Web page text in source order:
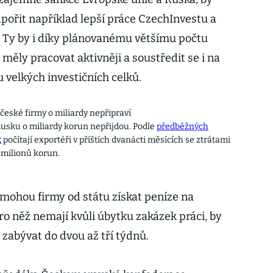
například lepší práce CzechInvestu a
by i díky plánovanému většímu počtu
pracovat aktivněji a soustředit se i na
investičních celků.
firmy o miliardy nepřipraví
o miliardy korun nepřijdou. Podle předběžných
počítají exportéři v příštích dvanácti měsících se ztrátami
milionů korun.
firmy od státu získat peníze na
něž nemají kvůli úbytku zakázek práci, by
do dvou až tří týdnů.